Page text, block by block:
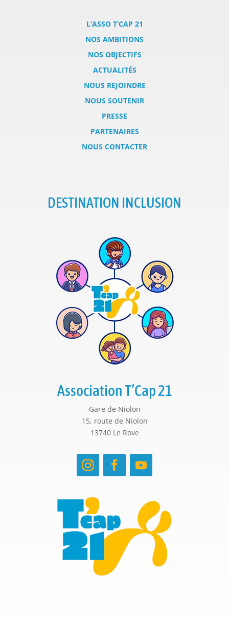
L’ASSO T’CAP 21
NOS AMBITIONS
NOS OBJECTIFS
ACTUALITÉS
NOUS REJOINDRE
NOUS SOUTENIR
PRESSE
PARTENAIRES
NOUS CONTACTER
DESTINATION INCLUSION
Association T’Cap 21
Gare de Niolon
15, route de Niolon
13740 Le Rove